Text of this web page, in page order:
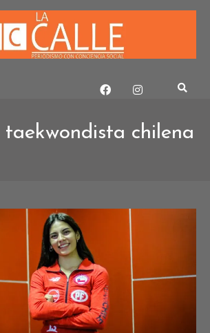
taekwondista chilena